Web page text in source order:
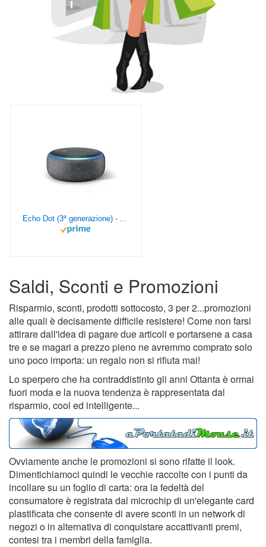
Echo Dot (3ª generazione) - Altoparlante intelligente con integrazione Alexa - Tessuto antracite
Saldi, Sconti e Promozioni
Risparmio, sconti, prodotti sottocosto, 3 per 2...promozioni
alle quali è decisamente difficile resistere! Come non farsi
attirare dall'idea di pagare due articoli e portarsene a casa
tre e se magari a prezzo pieno ne avremmo comprato solo
uno poco importa: un regalo non si rifiuta mai!
Lo sperpero che ha contraddistinto gli anni Ottanta è ormai
fuori moda e la nuova tendenza è rappresentata dal
risparmio, cool ed intelligente...
Ovviamente anche le promozioni si sono rifatte il look.
Dimentichiamoci quindi le vecchie raccolte con i punti da
incollare su un foglio di carta: ora la fedeltà del
consumatore è registrata dal microchip di un'elegante card
plastificata che consente di avere sconti in un network di
negozi o in alternativa di conquistare accattivanti premi,
contesi tra i membri della famiglia.